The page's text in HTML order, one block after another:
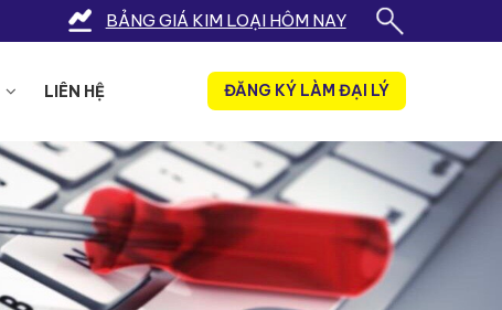
BẢNG GIÁ KIM LOẠI HÔM NAY
LIÊN HỆ ĐĂNG KÝ LÀM ĐẠI LÝ